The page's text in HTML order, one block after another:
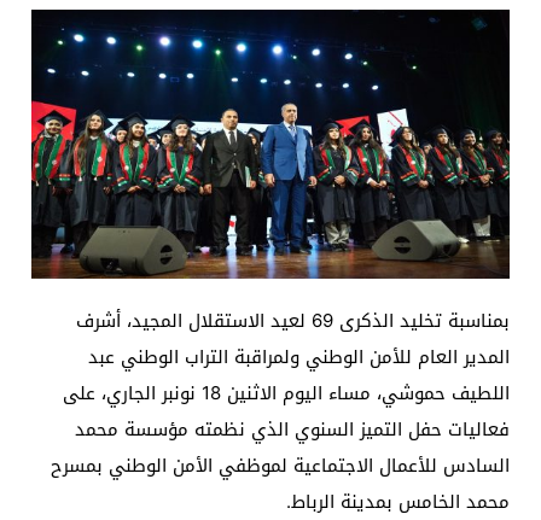
بمناسبة تخليد الذكرى 69 لعيد الاستقلال المجيد، أشرف
المدير العام للأمن الوطني ولمراقبة التراب الوطني عبد
اللطيف حموشي، مساء اليوم الاثنين 18 نونبر الجاري، على
فعاليات حفل التميز السنوي الذي نظمته مؤسسة محمد
السادس للأعمال الاجتماعية لموظفي الأمن الوطني بمسرح
محمد الخامس بمدينة الرباط.